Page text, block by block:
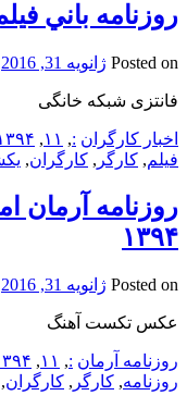
روزنامه باني فيلم :
Posted on ژانویه 31, 2016
فانتزی شبکه خانگی
اخبار کارگران :
, ۱۱,
فيلم, کارگر , کارگران,
۱۳۹۴
Posted on ژانویه 31, 2016
عکس تکست آهنگ
روزنامه آرمان :
, ۱۱,
روزنامه, کارگر , کارگران,